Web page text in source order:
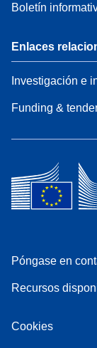
Boletín
Enlaces
Investigación e
Funding &
Póngase en
Recursos
Cookies